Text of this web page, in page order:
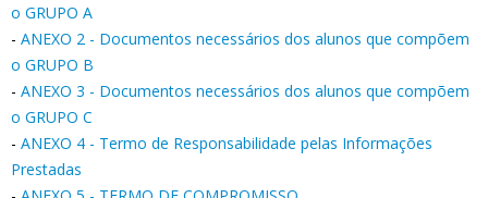
o GRUPO A
- ANEXO 2 - Documentos necessários dos alunos que compõem
o GRUPO B
- ANEXO 3 - Documentos necessários dos alunos que compõem
o GRUPO C
- ANEXO 4 - Termo de Responsabilidade pelas Informações
Prestadas